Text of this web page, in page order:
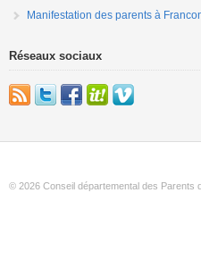
Manifestation des parents à
Réseaux sociaux
© 2026 Conseil départemental des Parents